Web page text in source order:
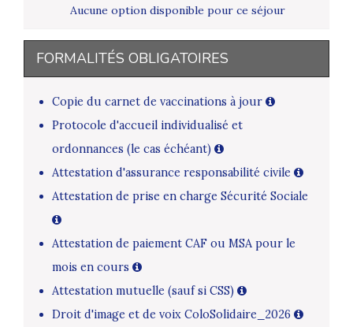
Aucune option disponible pour ce séjour
FORMALITÉS OBLIGATOIRES
Copie du carnet de vaccinations à jour
Protocole d'accueil individualisé et
ordonnances (le cas échéant)
Attestation d'assurance responsabilité civile
Attestation de prise en charge Sécurité Sociale
Attestation de paiement CAF ou MSA pour le
mois en cours
Attestation mutuelle (sauf si CSS)
Droit d'image et de voix ColoSolidaire_2026